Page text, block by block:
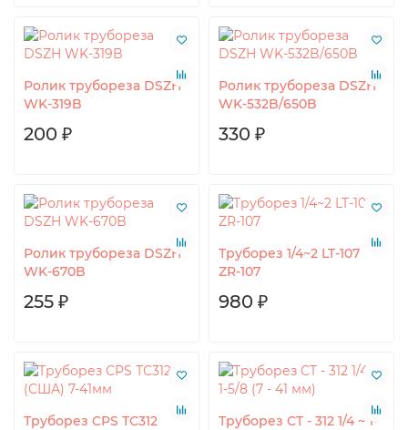
Ролик трубореза DSZH
WK-319B
200 ₽
Ролик трубореза DSZH
WK-532B/650B
330 ₽
Ролик трубореза DSZH
WK-670B
255 ₽
Труборез 1/4~2 LT-107
ZR-107
980 ₽
Труборез CPS ТС312
Труборез CT - 312 1/4 ~ 1-